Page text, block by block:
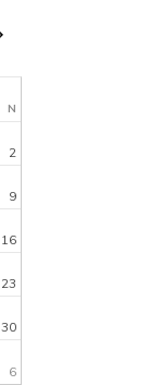
N
2
9
16
23
30
6